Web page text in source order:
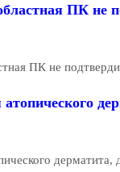
ПК не
ПК не
дерматита,